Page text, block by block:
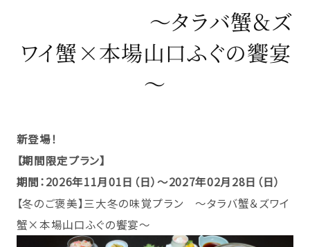
～タラバ蟹＆ズ
ワイ蟹×本場山口ふぐの饗宴
～
新登場！
【期間限定プラン】
期間：2026年11月01日（日）～2027年02月28日（日）
【冬のご褒美】三大冬の味覚プラン ～タラバ蟹＆ズワイ
蟹×本場山口ふぐの饗宴～